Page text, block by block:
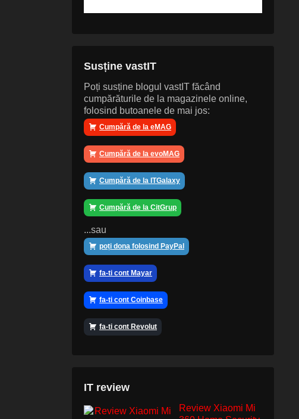
Susține vastIT
Poți susține blogul vastIT făcând
cumpărăturile de la magazinele online,
folosind butoanele de mai jos:
Cumpără de la eMAG
Cumpără de la evoMAG
Cumpără de la ITGalaxy
Cumpără de la CitGrup
...sau
poți dona folosind PayPal
fa-ti cont Mayar
fa-ti cont Coinbase
fa-ti cont Revolut
IT review
Review Xiaomi Mi